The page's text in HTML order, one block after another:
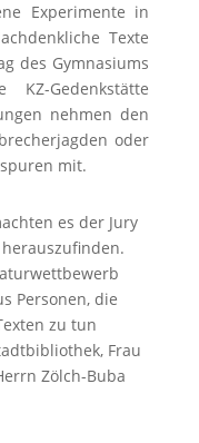
Experimente in
Texte
des Gymnasiums
Gedenkstätte
nehmen den
oder
mit.
es der Jury
Personen, die
zu tun
Frau
Zölch-Buba